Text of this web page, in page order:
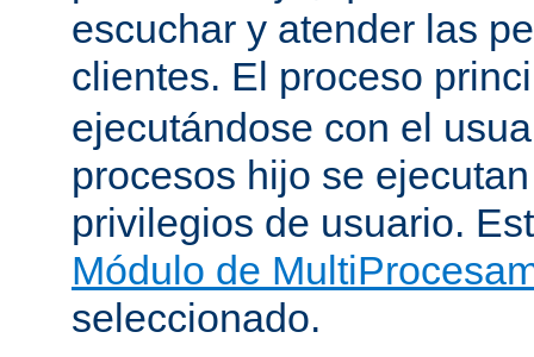
escuchar y atender las
clientes. El proceso
ejecutándose con el
procesos hijo se
privilegios de usuario.
Módulo de
seleccionado.